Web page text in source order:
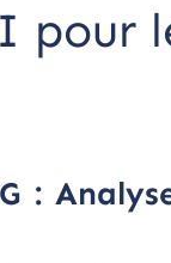
pour
: